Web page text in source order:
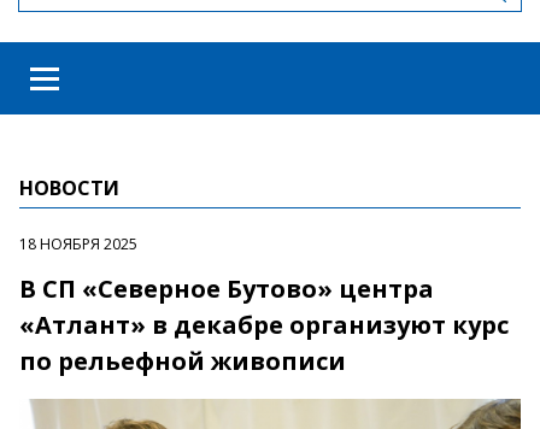
НОВОСТИ
18 НОЯБРЯ 2025
В СП «Северное Бутово» центра
«Атлант» в декабре организуют курс
по рельефной живописи